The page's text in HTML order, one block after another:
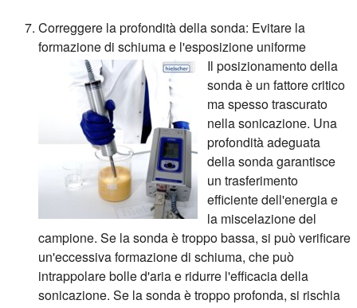
Correggere la profondità della sonda: Evitare la
formazione di schiuma e l'esposizione uniforme
Il posizionamento della
sonda è un fattore critico
ma spesso trascurato
nella sonicazione. Una
profondità adeguata
della sonda garantisce
un trasferimento
efficiente dell'energia e
la miscelazione del
campione. Se la sonda è troppo bassa, si può verificare
un'eccessiva formazione di schiuma, che può
intrappolare bolle d'aria e ridurre l'efficacia della
sonicazione. Se la sonda è troppo profonda, si rischia